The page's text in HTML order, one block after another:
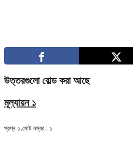
উত্তরগুলো বোল্ড করা আছে
মূল্যায়ন ১
প্রশ্ন ১.মোট নম্বর : ১